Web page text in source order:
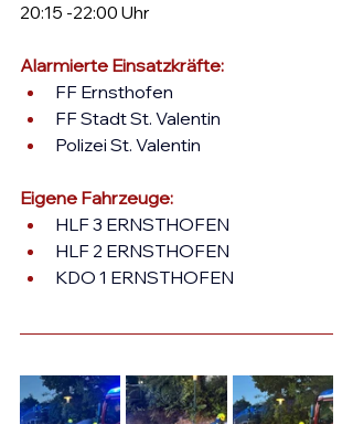
20:15 -22:00 Uhr
Alarmierte Einsatzkräfte:
FF Ernsthofen
FF Stadt St. Valentin
Polizei St. Valentin
Eigene Fahrzeuge:
HLF 3 ERNSTHOFEN
HLF 2 ERNSTHOFEN
KDO 1 ERNSTHOFEN